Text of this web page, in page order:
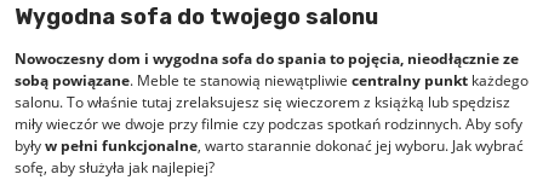
Wygodna sofa do twojego salonu
Nowoczesny dom i wygodna sofa do spania to pojęcia, nieodłącznie ze
sobą powiązane. Meble te stanowią niewątpliwie centralny punkt każdego
salonu. To właśnie tutaj zrelaksujesz się wieczorem z książką lub spędzisz
miły wieczór we dwoje przy filmie czy podczas spotkań rodzinnych. Aby sofy
byływ pełni funkcjonalne, warto starannie dokonać jej wyboru. Jak wybrać
sofę, aby służyła jak najlepiej?